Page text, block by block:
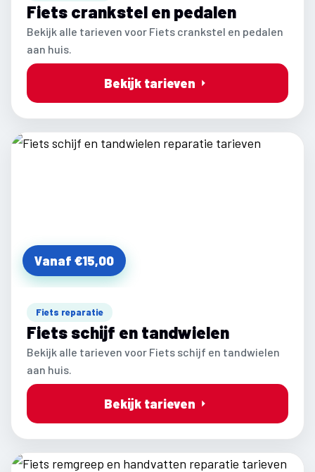
Fiets crankstel en pedalen
Bekijk alle tarieven voor Fiets crankstel en pedalen
aan huis.
Bekijk tarieven
Vanaf €15,00
Fiets reparatie
Fiets schijf en tandwielen
Bekijk alle tarieven voor Fiets schijf en tandwielen
aan huis.
Bekijk tarieven